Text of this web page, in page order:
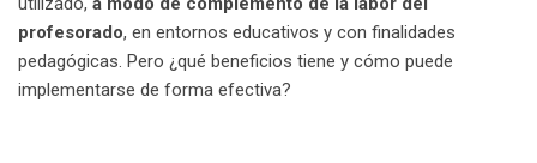
profesorado, en entornos educativos y con finalidades
pedagógicas. Pero ¿qué beneficios tiene y cómo puede
implementarse de forma efectiva?